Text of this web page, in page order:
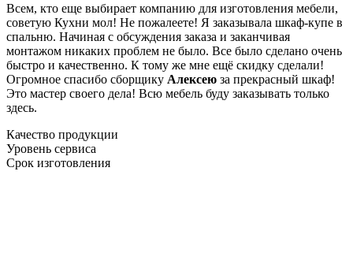
Всем, кто еще выбирает компанию для изготовления мебели,
советую Кухни мол! Не пожалеете! Я заказывала шкаф-купе в
спальню. Начиная с обсуждения заказа и заканчивая
монтажом никаких проблем не было. Все было сделано очень
быстро и качественно. К тому же мне ещё скидку сделали!
Огромное спасибо сборщику Алексею за прекрасный шкаф!
Это мастер своего дела! Всю мебель буду заказывать только
здесь.
Качество продукции
Уровень сервиса
Срок изготовления